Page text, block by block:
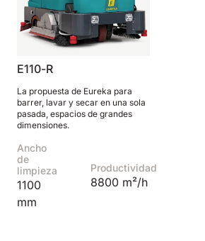
Fregadora con operador a bordo
E65
650 mm
E75
760 mm
Bull 200
2100 mm
E110-R
La propuesta de Eureka para
barrer, lavar y secar en una sola
pasada, espacios de grandes
dimensiones.
Ancho
de
limpieza
1100
mm
Productividad
8800 m²/h